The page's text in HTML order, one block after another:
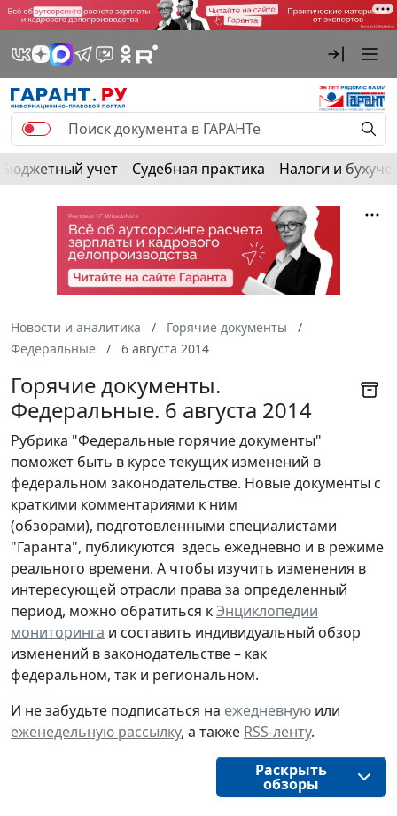
Бюджетный учет Судебная практика Налоги и
Новости и аналитика
Горячие документы
Федеральные
6 августа 2014
Горячие документы.
Федеральные. 6 августа 2014
Рубрика "Федеральные горячие документы"
поможет быть в курсе текущих изменений в
федеральном законодательстве. Новые документы с
краткими комментариями к ним
(обзорами), подготовленными специалистами
"Гаранта", публикуются здесь ежедневно и в режиме
реального времени. А чтобы изучить изменения в
интересующей отрасли права за определенный
период, можно обратиться кЭнциклопедии
мониторинга и составить индивидуальный обзор
изменений в законодательстве – как
федеральном, так и региональном.
И не забудьте подписаться на ежедневную или
еженедельную рассылку, а также RSS-ленту.
Раскрыть
обзоры